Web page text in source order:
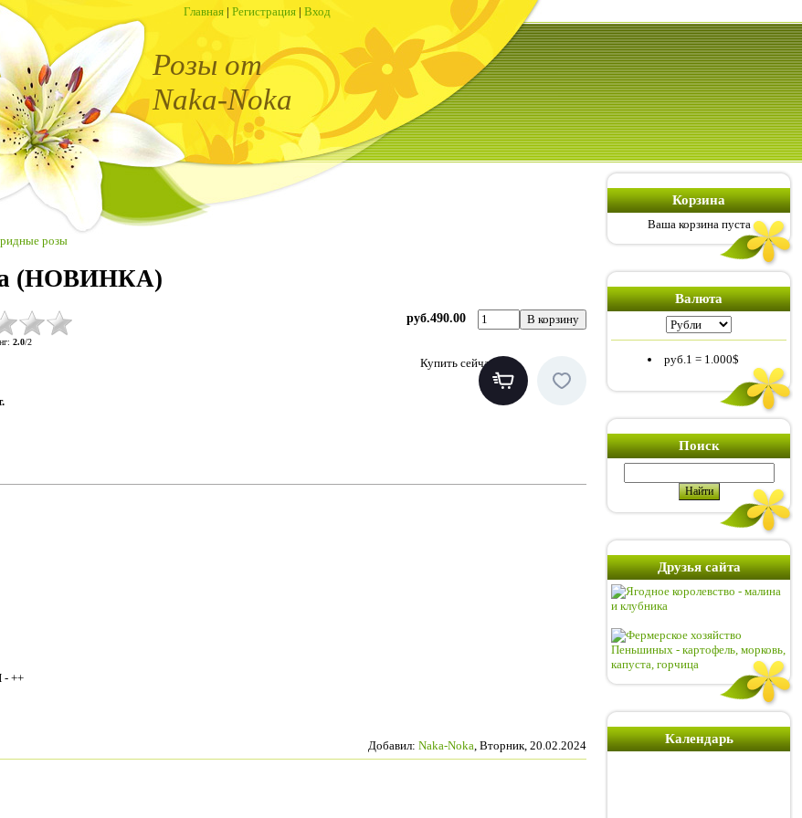
Главная | Регистрация | Вход
Розы от
Naka-Noka
розы
(НОВИНКА)
: 2.0/2
руб.490.00
Купить сейчас
- ++
Добавил: Naka-Noka , Вторник, 20.02.2024
Корзина
Ваша корзина пуста
Валюта
руб.1 = 1.000$
Поиск
Друзья сайта
Календарь